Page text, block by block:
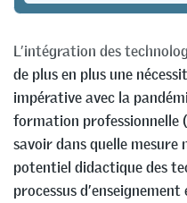
Alberto Cattaneo
L’intégration des
de plus en plus une
impérative avec la
formation professionnelle
savoir dans quelle
potentiel didactique des
processus